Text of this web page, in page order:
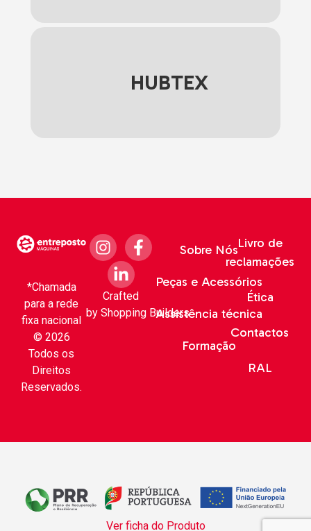
HUBTEX
*Chamada
para a rede
fixa nacional
© 2026
Todos os
Direitos
Reservados.
Sobre Nós
Peças e Acessórios
Assistência técnica
Formação
Livro de
reclamações
Ética
Contactos
RAL
Crafted
by Shopping Builders
Ver ficha do Produto